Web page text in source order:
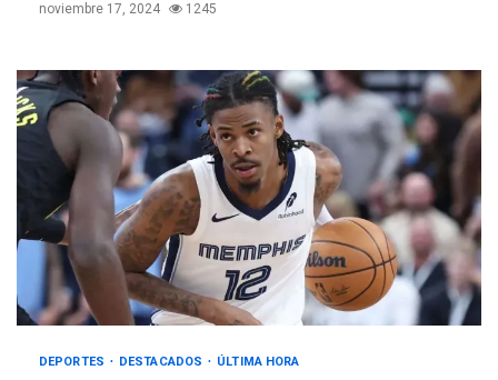
noviembre 17, 2024 1245
DEPORTES DESTACADOS ÚLTIMA HORA